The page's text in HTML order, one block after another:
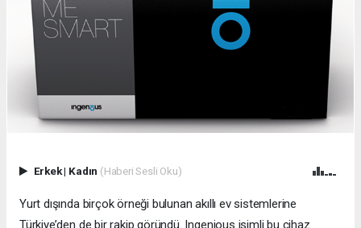
Erkek| Kadın (Haberi Sesli Oku)
Yurt dışında birçok örneği bulunan akıllı ev sistemlerine
Türkiye’den de bir rakip göründü. Ingenious isimli bu cihaz